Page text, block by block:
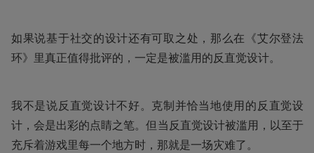
如果说基于社交的设计还有可取之处，那么在《艾尔登法
环》里真正值得批评的，一定是被滥用的反直觉设计。
我不是说反直觉设计不好。克制并恰当地使用的反直觉设
计，会是出彩的点睛之笔。但当反直觉设计被滥用，以至于
充斥着游戏里每一个地方时，那就是一场灾难了。